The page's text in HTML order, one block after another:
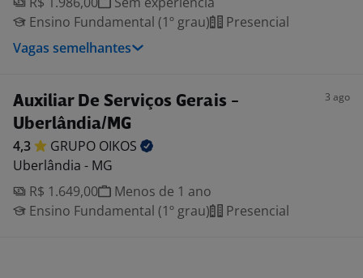
Ensino Fundamental (1º grau)
Presencial
Vagas semelhantes
Auxiliar De Serviços Gerais -
Uberlândia/MG
3 ago
4,3 GRUPO OIKOS
Uberlândia - MG
R$ 1.649,00
Menos de 1 ano
Ensino Fundamental (1º grau)
Presencial